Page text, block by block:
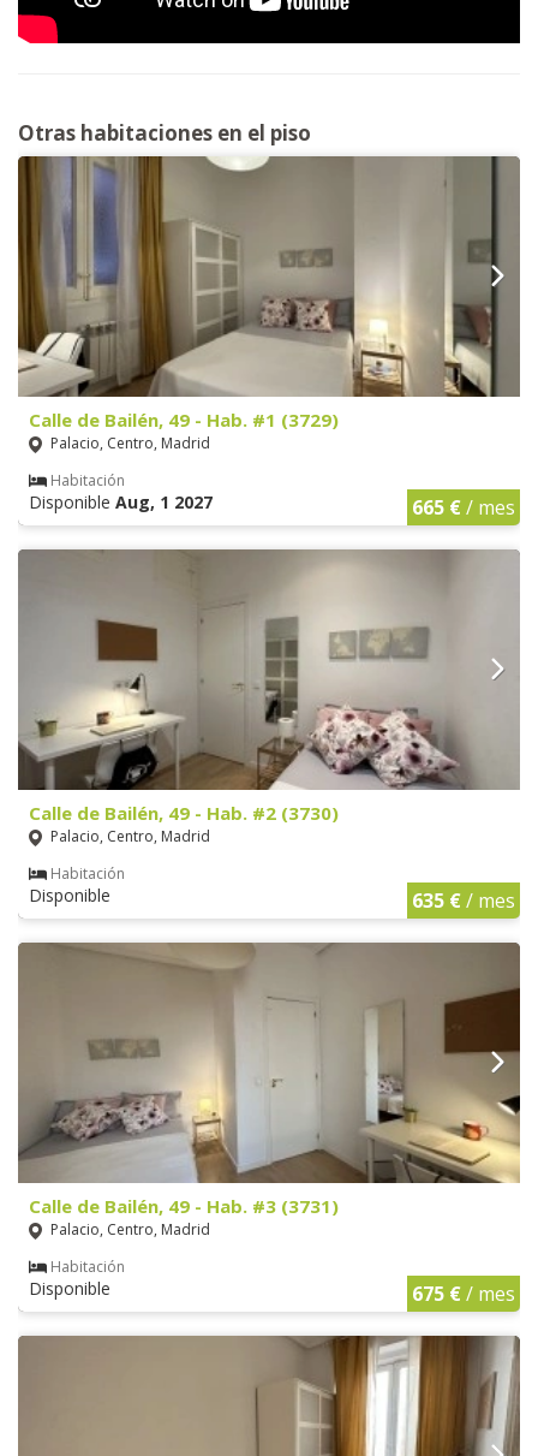
Otras habitaciones en el piso
Calle de Bailén, 49 - Hab. #1 (3729)
Palacio, Centro, Madrid
Habitación
Disponible Aug, 1 2027 665 €/ mes
Calle de Bailén, 49 - Hab. #2 (3730)
Palacio, Centro, Madrid
Habitación
Disponible 635 €/ mes
Calle de Bailén, 49 - Hab. #3 (3731)
Palacio, Centro, Madrid
Habitación
Disponible 675 €/ mes